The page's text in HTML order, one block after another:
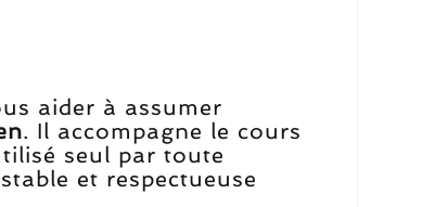
aider à assumer
. Il accompagne le cours
seul par toute
et respectueuse